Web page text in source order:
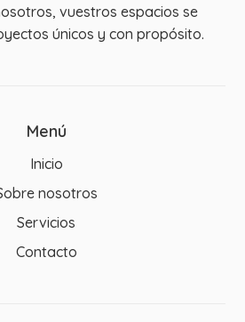
vuestros espacios se
únicos y con propósito.
Menú
Inicio
nosotros
Servicios
Contacto